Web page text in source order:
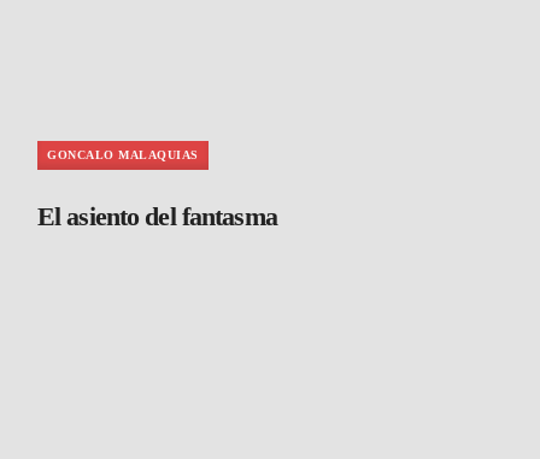
GONCALO MALAQUIAS
El asiento del fantasma